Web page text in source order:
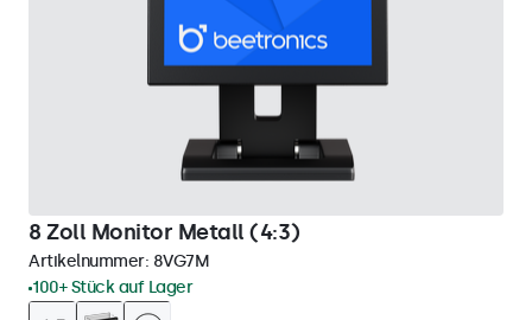
8 Zoll Monitor Metall (4:3)
Artikelnummer: 8VG7M
100+ Stück auf Lager